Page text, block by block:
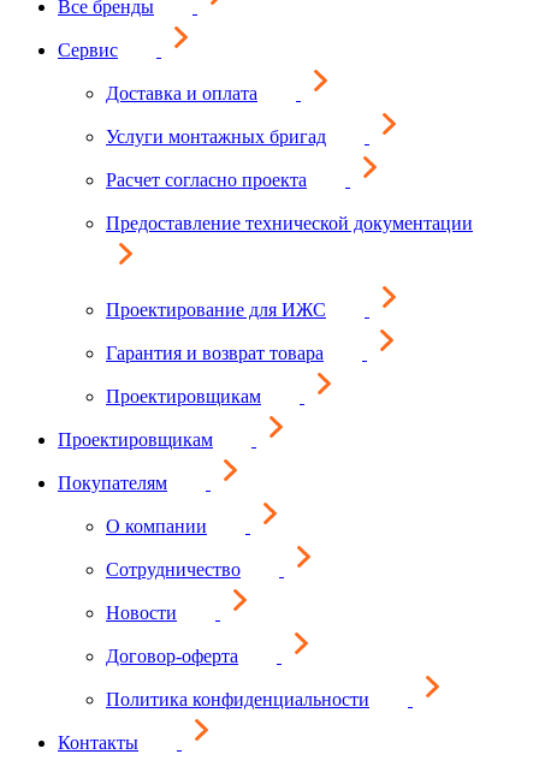
Все бренды
Сервис
Доставка и оплата
Услуги монтажных бригад
Расчет согласно проекта
Предоставление технической документации
Проектирование для ИЖС
Гарантия и возврат товара
Проектировщикам
Проектировщикам
Покупателям
О компании
Сотрудничество
Новости
Договор-оферта
Политика конфиденциальности
Контакты